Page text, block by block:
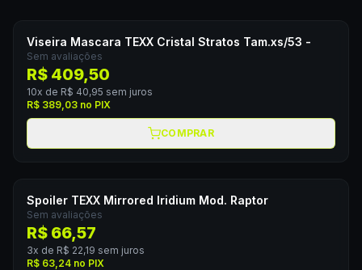
Viseira Mascara TEXX Cristal Stratos Tam.xs/53 -
Sem avaliações
R$ 409,50
10x de R$ 40,95 sem juros
R$ 389,03 no PIX
COMPRAR
Spoiler TEXX Mirrored Iridium Mod. Raptor
Sem avaliações
R$ 66,57
3x de R$ 22,19 sem juros
R$ 63,24 no PIX